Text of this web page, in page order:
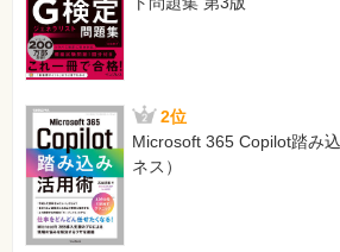
56ページ ページ中央のnotesコラム内
[誤]
[正]
、第6章で説明する。
【 第2刷にて修正 】
80ページ 3.4.3項の本文1-2行目
[誤]
2位
Microsoft 365 Copilot踏み
ネス）